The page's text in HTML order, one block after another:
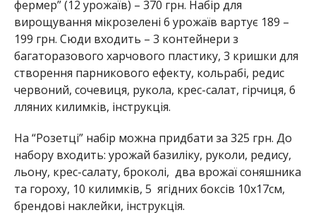
фермер” (12 урожаїв) – 370 грн. Набір для
вирощування мікрозелені 6 урожаїв вартує 189 –
199 грн. Сюди входить – 3 контейнери з
багаторазового харчового пластику, 3 кришки для
створення парникового ефекту, кольрабі, редис
червоний, сочевиця, рукола, крес-салат, гірчиця, 6
лляних килимків, інструкція.
На “Розетці” набір можна придбати за 325 грн. До
набору входить: урожай базиліку, руколи, редису,
льону, крес-салату, броколі, два врожаї соняшника
та гороху, 10 килимків, 5 ягідних боксів 10х17см,
брендові наклейки, інструкція.